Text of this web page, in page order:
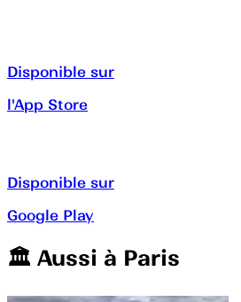
Disponible sur
l'App Store
Disponible sur
Google Play
🏛️️ Aussi à Paris